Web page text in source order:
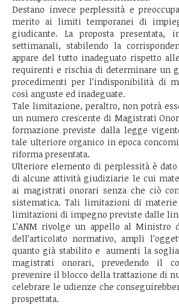
Destano invece perplessità e
merito ai limiti temporanei di
giudicante. La proposta
settimanali, stabilendo la
appare del tutto inadeguato rispetto
requirenti e rischia di determinare un
procedimenti per l’indisponibilità di
così anguste ed inadeguate.
Tale limitazione, peraltro, non potrà
un numero crescente di Magistrati
formazione previste dalla legge
tale ulteriore organico in epoca
riforma presentata.
Ulteriore elemento di perplessità è
di alcune attività giudiziarie le cui
ai magistrati onorari senza che ciò
sistematica. Tali limitazioni di
limitazioni di impegno previste dalle
L’ANM rivolge un appello al Ministro
dell’articolato normativo, ampli
quanto già stabilito e aumenti la
magistrati onorari, prevedendo il
prevenire il blocco della trattazione di
celebrare le udienze che
prospettata.